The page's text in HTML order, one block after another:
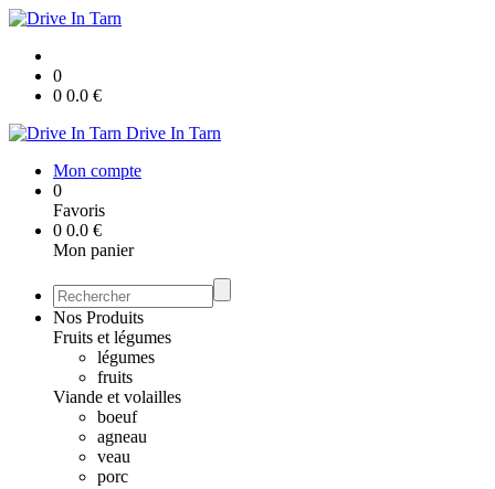
0
0 0.0 €
Drive In Tarn
Mon compte
0
Favoris
0 0.0 €
Mon panier
Nos Produits
Fruits et légumes
légumes
fruits
Viande et volailles
boeuf
agneau
veau
porc